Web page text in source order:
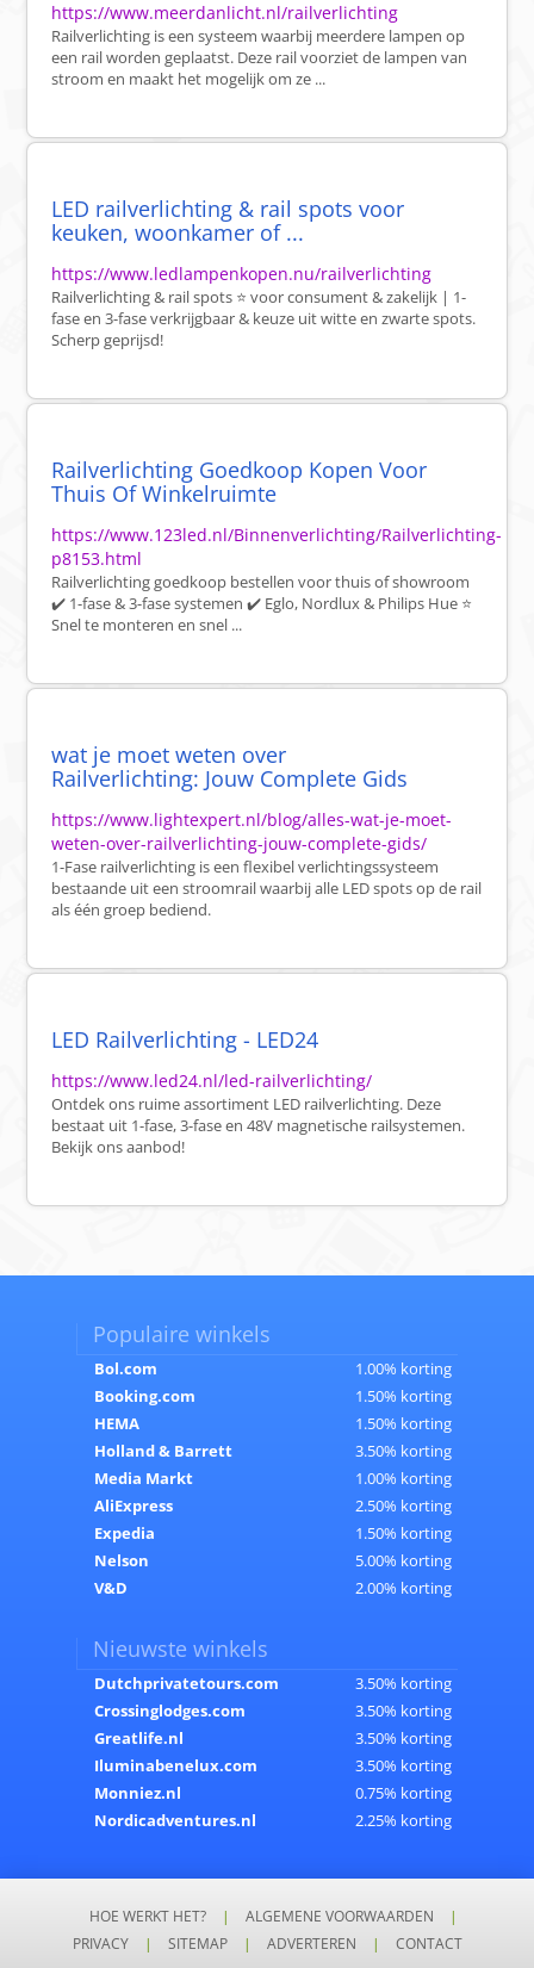
https://www.meerdanlicht.nl/railverlichting
Railverlichting is een systeem waarbij meerdere lampen op
een rail worden geplaatst. Deze rail voorziet de lampen van
stroom en maakt het mogelijk om ze ...
LED railverlichting & rail spots voor
keuken, woonkamer of ...
https://www.ledlampenkopen.nu/railverlichting
Railverlichting & rail spots ⭐ voor consument & zakelijk | 1-
fase en 3-fase verkrijgbaar & keuze uit witte en zwarte spots.
Scherp geprijsd!
Railverlichting Goedkoop Kopen Voor
Thuis Of Winkelruimte
https://www.123led.nl/Binnenverlichting/Railverlichting-
p8153.html
Railverlichting goedkoop bestellen voor thuis of showroom
✔️ 1-fase & 3-fase systemen ✔️ Eglo, Nordlux & Philips Hue ⭐
Snel te monteren en snel ...
wat je moet weten over
Railverlichting: Jouw Complete Gids
https://www.lightexpert.nl/blog/alles-wat-je-moet-
weten-over-railverlichting-jouw-complete-gids/
1-Fase railverlichting is een flexibel verlichtingssysteem
bestaande uit een stroomrail waarbij alle LED spots op de rail
als één groep bediend.
LED Railverlichting - LED24
https://www.led24.nl/led-railverlichting/
Ontdek ons ruime assortiment LED railverlichting. Deze
bestaat uit 1-fase, 3-fase en 48V magnetische railsystemen.
Bekijk ons aanbod!
Populaire winkels
Bol.com
1.00% korting
Booking.com
1.50% korting
HEMA
1.50% korting
Holland & Barrett
3.50% korting
Media Markt
1.00% korting
AliExpress
2.50% korting
Expedia
1.50% korting
Nelson
5.00% korting
V&D
2.00% korting
Nieuwste winkels
Dutchprivatetours.com
3.50% korting
Crossinglodges.com
3.50% korting
Greatlife.nl
3.50% korting
Iluminabenelux.com
3.50% korting
Monniez.nl
0.75% korting
Nordicadventures.nl
2.25% korting
HOE WERKT HET? | ALGEMENE VOORWAARDEN
|
PRIVACY
| SITEMAP | ADVERTEREN | CONTACT